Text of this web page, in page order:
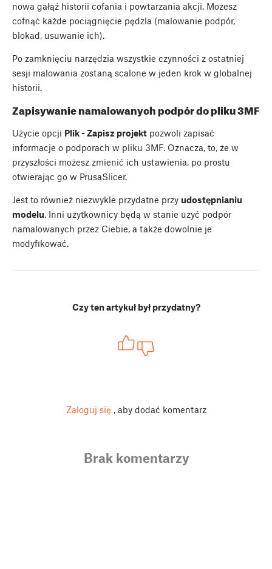
nowa gałąź historii cofania i powtarzania akcji. Możesz
cofnąć każde pociągnięcie pędzla (malowanie podpór,
blokad, usuwanie ich).
Po zamknięciu narzędzia wszystkie czynności z ostatniej
sesji malowania zostaną scalone w jeden krok w globalnej
historii.
Zapisywanie namalowanych podpór do pliku 3MF
Użycie opcji Plik - Zapisz projekt pozwoli zapisać
informacje o podporach w pliku 3MF. Oznacza, to, że w
przyszłości możesz zmienić ich ustawienia, po prostu
otwierając go w PrusaSlicer.
Jest to również niezwykle przydatne przy udostępnianiu
modelu. Inni użytkownicy będą w stanie użyć podpór
namalowanych przez Ciebie, a także dowolnie je
modyfikować.
Czy ten artykuł był przydatny?
Zaloguj się , aby dodać komentarz
Brak komentarzy